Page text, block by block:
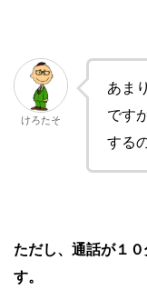
けろたそ
あま
です
する
ただし、通話が１
す。